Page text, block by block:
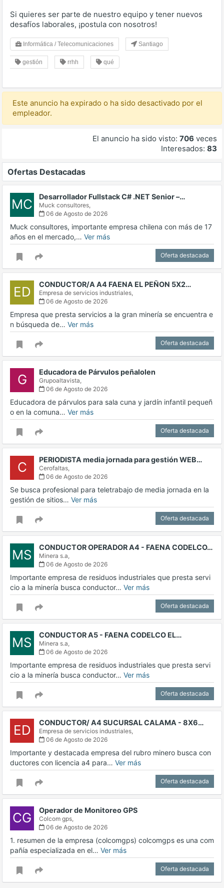
Si quieres ser parte de nuestro equipo y tener nuevos
desafíos laborales, ¡postula con nosotros!
Informática / Telecomunicaciones Santiago
gestión rrhh qué
Este anuncio ha expirado o ha sido desactivado por el
empleador.
El anuncio ha sido visto: 706 veces
Interesados: 83
Ofertas Destacadas
MC Desarrollador Fullstack C# .NET Senior –…
Muck consultores,
06 de Agosto de 2026
Muck consultores, importante empresa chilena con más de 17
años en el mercado,… Ver más
Oferta destacada
ED CONDUCTOR/A A4 FAENA EL PEÑON 5X2…
Empresa de servicios industriales,
06 de Agosto de 2026
Empresa que presta servicios a la gran minería se encuentra e
n búsqueda de… Ver más
Oferta destacada
G Educadora de Párvulos peñalolen
Grupoaltavista,
06 de Agosto de 2026
Educadora de párvulos para sala cuna y jardín infantil pequeñ
o en la comuna… Ver más
Oferta destacada
C PERIODISTA media jornada para gestión WEB…
Cerofaltas,
06 de Agosto de 2026
Se busca profesional para teletrabajo de media jornada en la
gestión de sitios… Ver más
Oferta destacada
MS CONDUCTOR OPERADOR A4 - FAENA CODELCO…
Minera s.a,
06 de Agosto de 2026
Importante empresa de residuos industriales que presta servi
cio a la minería busca conductor… Ver más
Oferta destacada
MS CONDUCTOR A5 - FAENA CODELCO EL…
Minera s.a,
06 de Agosto de 2026
Importante empresa de residuos industriales que presta servi
cio a la minería busca conductor… Ver más
Oferta destacada
ED CONDUCTOR/ A4 SUCURSAL CALAMA - 8X6…
Empresa de servicios industriales,
06 de Agosto de 2026
Importante y destacada empresa del rubro minero busca con
ductores con licencia a4 para… Ver más
Oferta destacada
CG Operador de Monitoreo GPS
Colcom gps,
06 de Agosto de 2026
1. resumen de la empresa (colcomgps) colcomgps es una com
pañía especializada en el… Ver más
Oferta destacada